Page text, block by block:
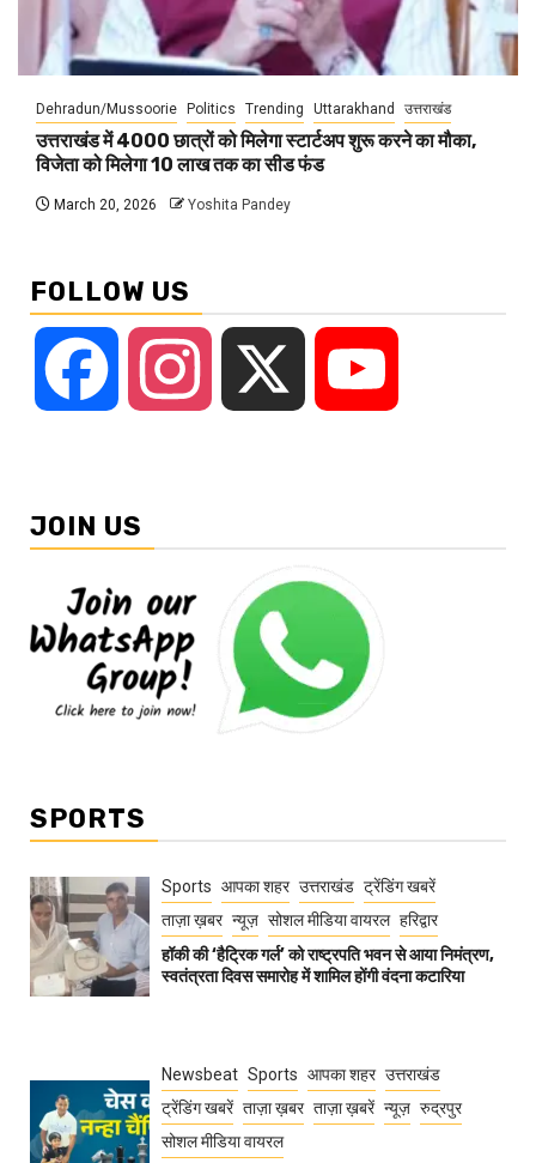
Dehradun/Mussoorie Politics Trending Uttarakhand उत्तराखंड
उत्तराखंड में 4000 छात्रों को मिलेगा स्टार्टअप शुरू करने का मौका,
विजेता को मिलेगा 10 लाख तक का सीड फंड
March 20, 2026 Yoshita Pandey
FOLLOW US
Facebook Instagram
JOIN US
SPORTS
Sports आपका शहर उत्तराखंड ट्रेंडिंग खबरें
ताज़ा ख़बर न्यूज़ सोशल मीडिया वायरल हरिद्वार
हॉकी की ‘हैट्रिक गर्ल’ को राष्ट्रपति भवन से आया निमंत्रण,
स्वतंत्रता दिवस समारोह में शामिल होंगी वंदना कटारिया
Newsbeat Sports आपका शहर उत्तराखंड
ट्रेंडिंग खबरें ताज़ा ख़बर ताज़ा ख़बरें न्यूज़ रुद्रपुर
सोशल मीडिया वायरल